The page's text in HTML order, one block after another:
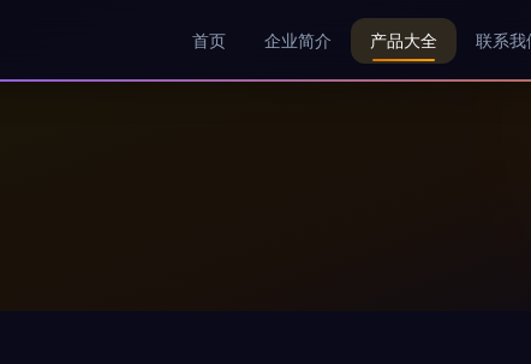
首页 企业简介 产品大全 联系我